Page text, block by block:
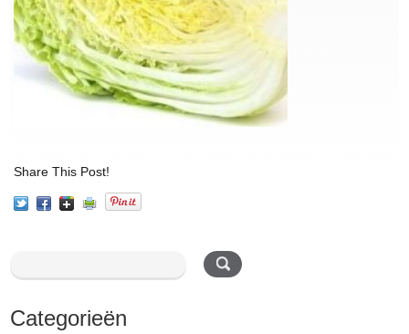
Share This Post!
Categorieën